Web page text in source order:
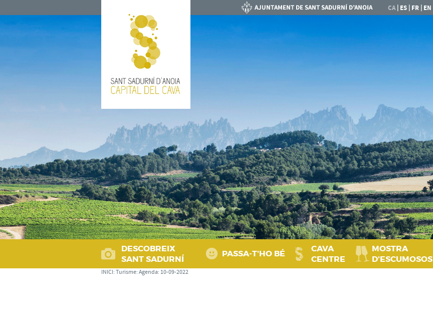
CA| ES | FR | EN
DESCOBREIX
SANT SADURNÍ
PASSA‑T'HO BÉ
CAVA
CENTRE
MOSTRA
D'ESCUMOSOS
INICI: Turisme: Agenda: 10-09-2022